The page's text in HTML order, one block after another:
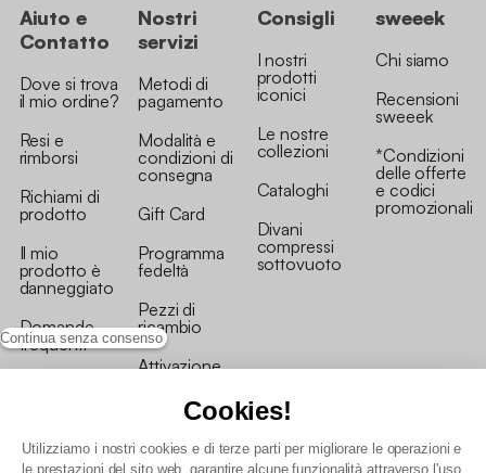
Continua senza consenso
Cookies!
Utilizziamo i nostri cookies e di terze parti per migliorare le operazioni e
le prestazioni del sito web, garantire alcune funzionalità attraverso l'uso
Aiuto e
Contatto
Dove si trova
il mio ordine?
Resi e
rimborsi
Richiami di
prodotto
Il mio
prodotto è
danneggiato
Domande
frequenti
Nostri
servizi
Metodi di
pagamento
Modalità e
condizioni di
consegna
Gift Card
Programma
fedeltà
Pezzi di
ricambio
Attivazione
Consigli
I nostri
prodotti
iconici
Le nostre
collezioni
Cataloghi
Divani
compressi
sottovuoto
sweeek
Chi siamo
Recensioni
sweeek
*Condizioni
delle offerte
e codici
promozionali